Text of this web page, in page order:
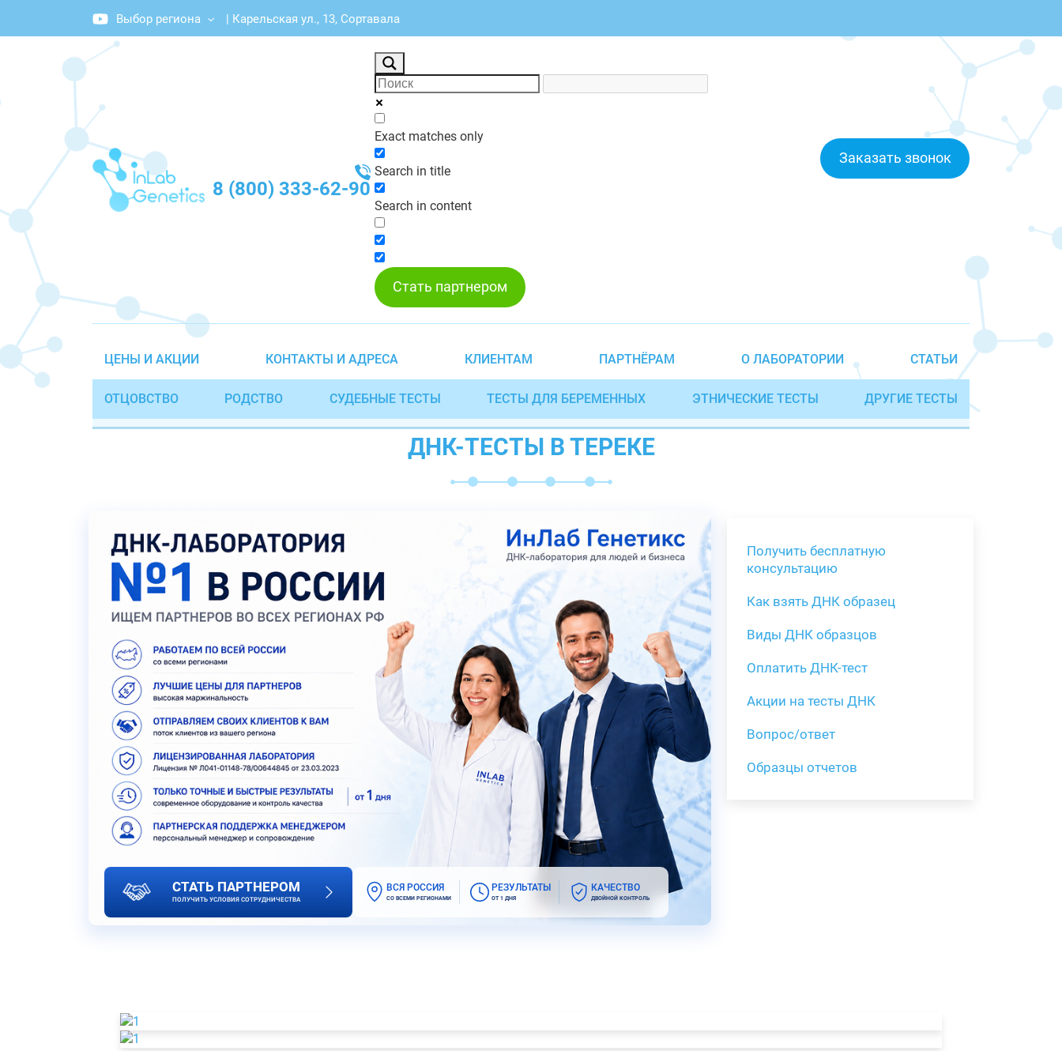
Выбор региона | Карельская ул., 13, Сортавала
8 (800) 333-62-90
Exact matches only
Search in title
Search in content
Заказать звонок
Стать партнером
ЦЕНЫ И АКЦИИ КОНТАКТЫ И АДРЕСА КЛИЕНТАМ ПАРТНЁРАМ О ЛАБОРАТОРИИ СТАТЬИ
ОТЦОВСТВО РОДСТВО СУДЕБНЫЕ ТЕСТЫ ТЕСТЫ ДЛЯ БЕРЕМЕННЫХ ЭТНИЧЕСКИЕ ТЕСТЫ ДРУГИЕ ТЕСТЫ
ДНК-ТЕСТЫ В ТЕРЕКЕ
СТАТЬ ПАРТНЕРОМ
ПОЛУЧИТЬ УСЛОВИЯ СОТРУДНИЧЕСТВА
ВСЯ РОССИЯ
СО ВСЕМИ РЕГИОНАМИ
РЕЗУЛЬТАТЫ
ОТ 1 ДНЯ
КАЧЕСТВО
ДВОЙНОЙ КОНТРОЛЬ
Получить бесплатную
консультацию
Как взять ДНК образец
Виды ДНК образцов
Оплатить ДНК-тест
Акции на тесты ДНК
Вопрос/ответ
Образцы отчетов